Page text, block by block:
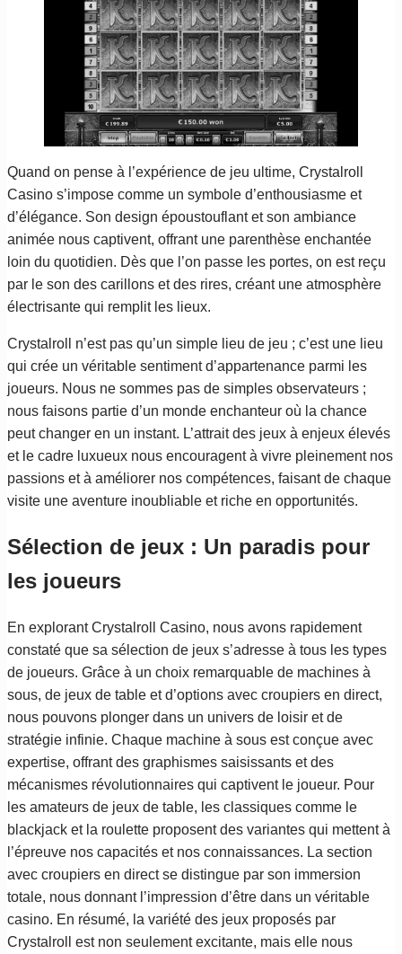
Quand on pense à l’expérience de jeu ultime, Crystalroll
Casino s’impose comme un symbole d’enthousiasme et
d’élégance. Son design époustouflant et son ambiance
animée nous captivent, offrant une parenthèse enchantée
loin du quotidien. Dès que l’on passe les portes, on est reçu
par le son des carillons et des rires, créant une atmosphère
électrisante qui remplit les lieux.
Crystalroll n’est pas qu’un simple lieu de jeu ; c’est une lieu
qui crée un véritable sentiment d’appartenance parmi les
joueurs. Nous ne sommes pas de simples observateurs ;
nous faisons partie d’un monde enchanteur où la chance
peut changer en un instant. L’attrait des jeux à enjeux élevés
et le cadre luxueux nous encouragent à vivre pleinement nos
passions et à améliorer nos compétences, faisant de chaque
visite une aventure inoubliable et riche en opportunités.
Sélection de jeux : Un paradis pour
les joueurs
En explorant Crystalroll Casino, nous avons rapidement
constaté que sa sélection de jeux s’adresse à tous les types
de joueurs. Grâce à un choix remarquable de machines à
sous, de jeux de table et d’options avec croupiers en direct,
nous pouvons plonger dans un univers de loisir et de
stratégie infinie. Chaque machine à sous est conçue avec
expertise, offrant des graphismes saisissants et des
mécanismes révolutionnaires qui captivent le joueur. Pour
les amateurs de jeux de table, les classiques comme le
blackjack et la roulette proposent des variantes qui mettent à
l’épreuve nos capacités et nos connaissances. La section
avec croupiers en direct se distingue par son immersion
totale, nous donnant l’impression d’être dans un véritable
casino. En résumé, la variété des jeux proposés par
Crystalroll est non seulement excitante, mais elle nous